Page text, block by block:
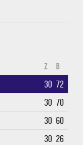
Z B
30 72
30 70
30 60
30 26